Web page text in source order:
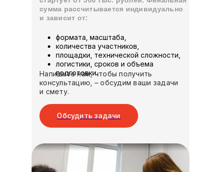
Напишите нам, чтобы получить
консультацию, – обсудим ваши задачи
и смету.
сумма рассчитывается индивидуально
и зависит от:
Обсудить задачи
формата, масштаба,
количества участников,
площадки, технической сложности,
логистики, сроков и объема
подготовки.